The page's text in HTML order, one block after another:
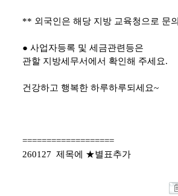
** 외국인은 해당 지방 교육청으로 문
● 사업자등록 및 세금관련등은
관할 지방세무서에서 확인해 주세요.
건강하고 행복한 하루하루되세요~
===================
260127 제목에 ★별표추가